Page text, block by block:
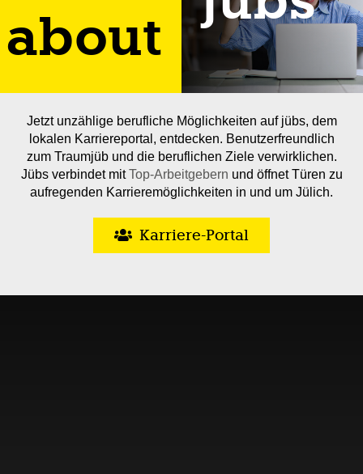
about
Jetzt unzählige berufliche Möglichkeiten auf jübs, dem
lokalen Karriereportal, entdecken. Benutzerfreundlich
zum Traumjüb und die beruflichen Ziele verwirklichen.
Jübs verbindet mitTop-Arbeitgebern und öffnet Türen zu
aufregenden Karrieremöglichkeiten in und um Jülich.
Karriere-Portal